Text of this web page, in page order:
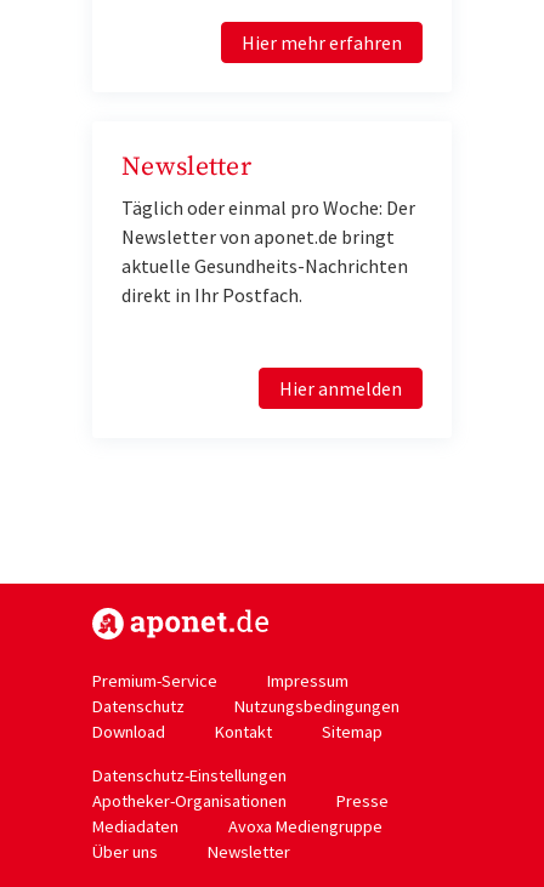
Hier mehr erfahren
Newsletter
Täglich oder einmal pro Woche: Der
Newsletter von aponet.de bringt
aktuelle Gesundheits-Nachrichten
direkt in Ihr Postfach.
Hier anmelden
Premium-Service
Impressum
Datenschutz
Nutzungsbedingungen
Download
Kontakt
Sitemap
Datenschutz-Einstellungen
Apotheker-Organisationen
Presse
Mediadaten
Avoxa Mediengruppe
Über uns
Newsletter